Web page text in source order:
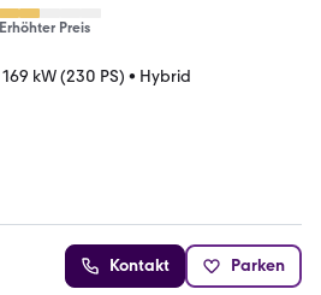
Erhöhter Preis
169 kW (230 PS) • Hybrid
Kontakt Parken